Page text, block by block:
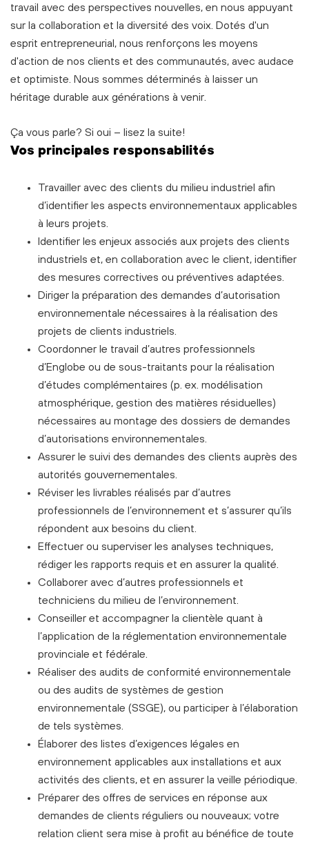
travail avec des perspectives nouvelles, en nous appuyant
sur la collaboration et la diversité des voix. Dotés d'un
esprit entrepreneurial, nous renforçons les moyens
d'action de nos clients et des communautés, avec audace
et optimiste. Nous sommes déterminés à laisser un
héritage durable aux générations à venir.
Ça vous parle? Si oui – lisez la suite!
Vos principales responsabilités
Travailler avec des clients du milieu industriel afin
d’identifier les aspects environnementaux applicables
à leurs projets.
Identifier les enjeux associés aux projets des clients
industriels et, en collaboration avec le client, identifier
des mesures correctives ou préventives adaptées.
Diriger la préparation des demandes d’autorisation
environnementale nécessaires à la réalisation des
projets de clients industriels.
Coordonner le travail d’autres professionnels
d’Englobe ou de sous-traitants pour la réalisation
d’études complémentaires (p. ex. modélisation
atmosphérique, gestion des matières résiduelles)
nécessaires au montage des dossiers de demandes
d’autorisations environnementales.
Assurer le suivi des demandes des clients auprès des
autorités gouvernementales.
Réviser les livrables réalisés par d’autres
professionnels de l’environnement et s’assurer qu’ils
répondent aux besoins du client.
Effectuer ou superviser les analyses techniques,
rédiger les rapports requis et en assurer la qualité.
Collaborer avec d’autres professionnels et
techniciens du milieu de l’environnement.
Conseiller et accompagner la clientèle quant à
l’application de la réglementation environnementale
provinciale et fédérale.
Réaliser des audits de conformité environnementale
ou des audits de systèmes de gestion
environnementale (SSGE), ou participer à l’élaboration
de tels systèmes.
Élaborer des listes d’exigences légales en
environnement applicables aux installations et aux
activités des clients, et en assurer la veille périodique.
Préparer des offres de services en réponse aux
demandes de clients réguliers ou nouveaux; votre
relation client sera mise à profit au bénéfice de toute